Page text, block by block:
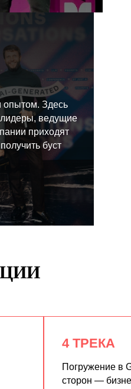
Здесь
ведущие
приходят
буст
4 ТРЕКА
Погружение в
сторон —